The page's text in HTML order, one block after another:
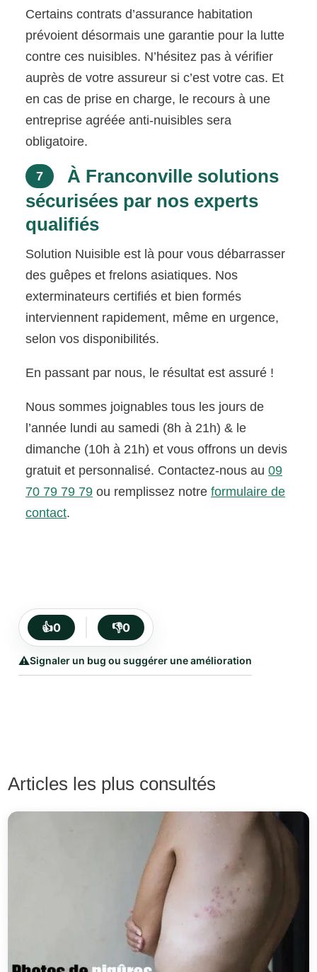
Certains contrats d’assurance habitation
prévoient désormais une garantie pour la lutte
contre ces nuisibles. N’hésitez pas à vérifier
auprès de votre assureur si c’est votre cas. Et
en cas de prise en charge, le recours à une
entreprise agréée anti-nuisibles sera
obligatoire.
7
À Franconville solutions
sécurisées par nos experts
qualifiés
Solution Nuisible est là pour vous débarrasser
des guêpes et frelons asiatiques. Nos
exterminateurs certifiés et bien formés
interviennent rapidement, même en urgence,
selon vos disponibilités.
En passant par nous, le résultat est assuré !
Nous sommes joignables tous les jours de
l’année lundi au samedi (8h à 21h) & le
dimanche (10h à 21h) et vous offrons un devis
gratuit et personnalisé. Contactez-nous au09
70 79 79 79 ou remplissez notreformulaire de
contact.
👍0 👎0
⚠️Signaler un bug ou suggérer une amélioration
Articles les plus consultés